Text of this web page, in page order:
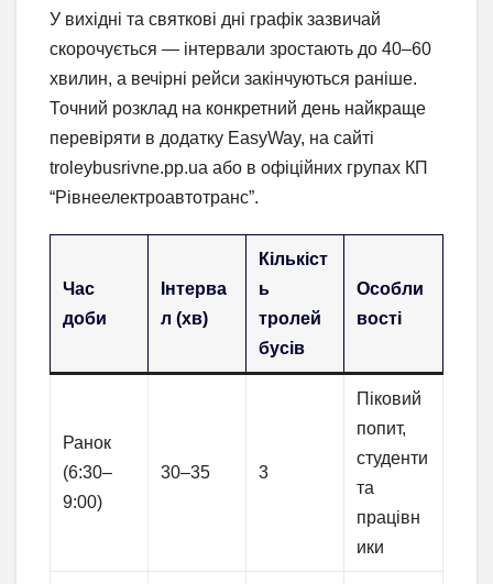
У вихідні та святкові дні графік зазвичай
скорочується — інтервали зростають до 40–60
хвилин, а вечірні рейси закінчуються раніше.
Точний розклад на конкретний день найкраще
перевіряти в додатку EasyWay, на сайті
troleybusrivne.pp.ua або в офіційних групах КП
“Рівнеелектроавтотранс”.
Час
доби
Інтерва
л (хв)
Кількіст
ь
тролей
бусів
Особли
вості
Ранок
(6:30–
9:00)
30–35 3
Піковий
попит,
студенти
та
працівн
ики